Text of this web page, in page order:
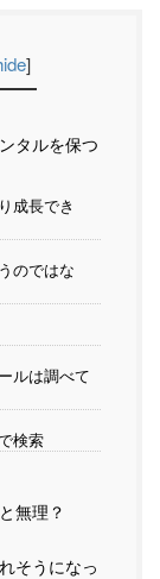
]
タルを保つ
成長でき
のではな
ルは調べて
検索
無理？
そうになっ